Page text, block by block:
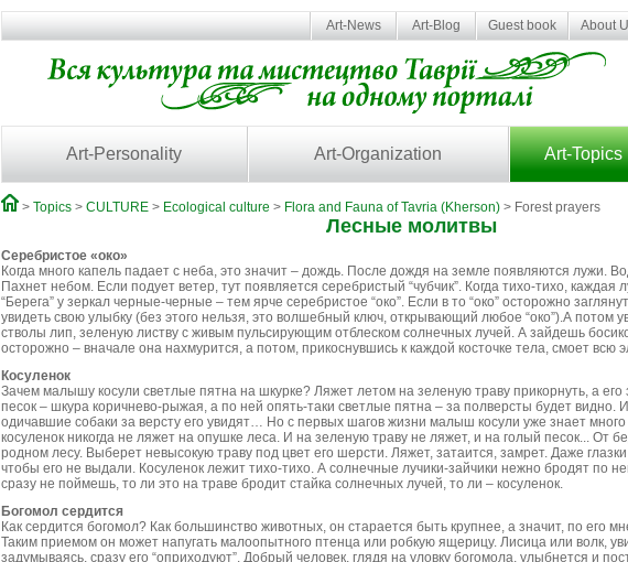
Art-News Art-Blog Guest book About
Art-Personality Art-Organization Art-Topics
> Topics > CULTURE > Ecological culture > Flora and Fauna of Tavria (Kherson) > Forest prayers
Лесные молитвы
Серебристое «око»
Когда много капель падает с неба, это значит – дождь. После дождя на земле появляются лужи.
Пахнет небом. Если подует ветер, тут появляется серебристый “чубчик”. Когда тихо-тихо, каждая
“Берега” у зеркал черные-черные – тем ярче серебристое “око”. Если в то “око” осторожно
увидеть свою улыбку (без этого нельзя, это волшебный ключ, открывающий любое “око”).А потом
стволы лип, зеленую листву с живым пульсирующим отблеском солнечных лучей. А зайдешь
осторожно – вначале она нахмурится, а потом, прикоснувшись к каждой косточке тела, смоет всю
Косуленок
Зачем малышу косули светлые пятна на шкурке? Ляжет летом на зеленую траву прикорнуть, а его
песок – шкура коричнево-рыжая, а по ней опять-таки светлые пятна – за полверсты будет видно.
одичавшие собаки за версту его увидят… Но с первых шагов жизни малыш косули уже знает
косуленок никогда не ляжет на опушке леса. И на зеленую траву не ляжет, и на голый песок... От
родном лесу. Выберет невысокую траву под цвет его шерсти. Ляжет, затаится, замрет. Даже
чтобы его не выдали. Косуленок лежит тихо-тихо. А солнечные лучики-зайчики нежно бродят по
сразу не поймешь, то ли это на траве бродит стайка солнечных лучей, то ли – косуленок.
Богомол сердится
Как сердится богомол? Как большинство животных, он старается быть крупнее, а значит, по его
Таким приемом он может напугать малоопытного птенца или робкую ящерицу. Лисица или волк,
задумываясь, сразу его “оприходуют”. Добрый человек, глядя на уловку богомола, улыбнется и